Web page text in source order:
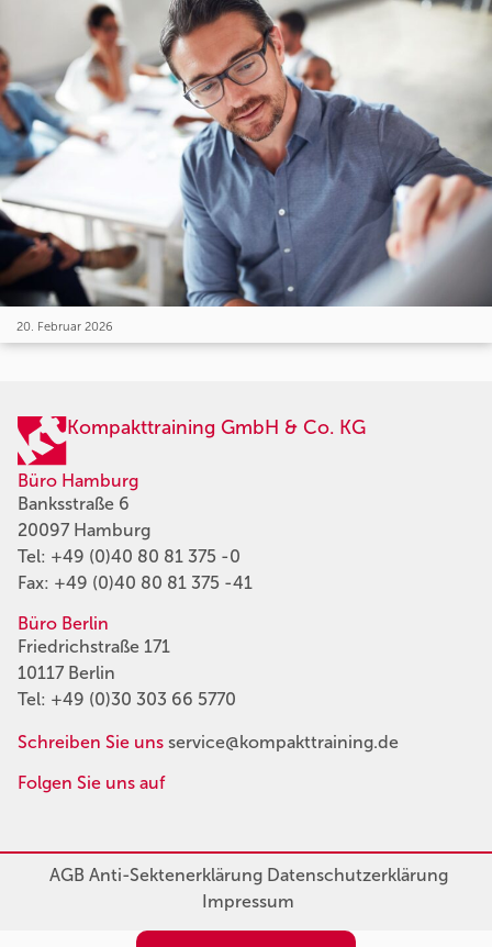
20. Februar 2026
Kompakttraining GmbH & Co. KG
Büro Hamburg
Banksstraße 6
20097 Hamburg
Tel: +49 (0)40 80 81 375 -0
Fax: +49 (0)40 80 81 375 -41
Büro Berlin
Friedrichstraße 171
10117 Berlin
Tel: +49 (0)30 303 66 5770
Schreiben Sie uns service@kompakttraining.de
Folgen Sie uns auf
AGBAnti-SektenerklärungDatenschutzerklärung
Impressum